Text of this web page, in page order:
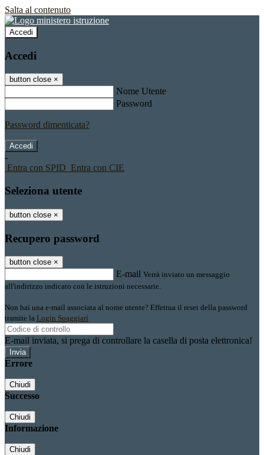
Salta al contenuto
Accedi
Accedi
button close ×
Nome Utente
Password
Password dimenticata?
-
Entra con SPID Entra con CIE
Seleziona utente
button close ×
Recupero password
button close ×
E-mail Verrà inviato un messaggio
all'indirizzo indicato con le istruzioni necessarie.
Non hai una e-mail associata al nome utente? Effettua il reset della password
tramite la Login Spaggiari
E-mail inviata, si prega di controllare la casella di posta elettronica!
Errore
Chiudi
Successo
Chiudi
Informazione
Chiudi